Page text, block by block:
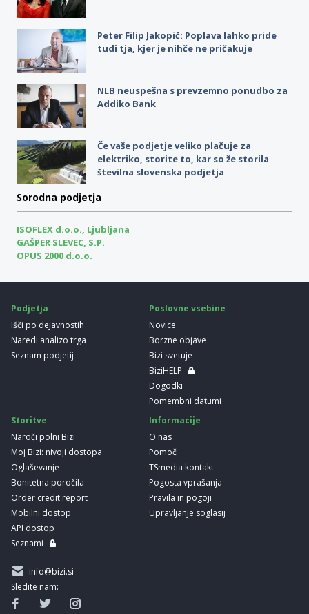
Peter Filip Jakopič: Poplava lahko pride
tudi tja, kjer je nihče ne pričakuje
NLB neuspešna s prevzemno ponudbo za
Addiko Bank
Če vaše podjetje veliko plačuje za
elektriko, storite to, kar so že storila
številna slovenska podjetja
Sorodna podjetja
ISOFLEX d.o.o., Ljubljana
GAŠPER SLEVEC, S.P.
OPUS 2000 d.o.o.
Podjetja
Išči po dejavnostih
Naredi analizo trga
Seznam podjetij
Poslovne vsebine
Novice
Borzne objave
Bizi svetuje
BiziHELP
Dogodki
Pomembni datumi
Storitve
Naroči polni Bizi
Moj Bizi: nivoji dostopa
Oglaševanje
Bonitetna poročila
Order credit report
Mobilni dostop
API dostop
Seznami
Informacije
O nas
Pomoč
TSmedia kontakt
Pogosta vprašanja
Pravila in pogoji
Upravljanje soglasij
info@bizi.si
Sledite nam: